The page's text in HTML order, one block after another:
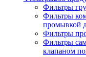
Фильтры
Фильтры
промывкой
Фильтры
Фильтры
клапаном